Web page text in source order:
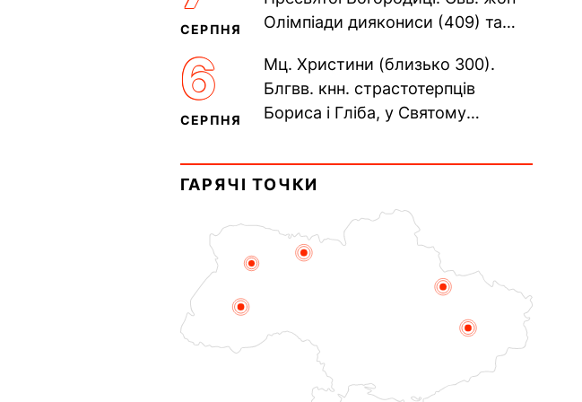
СЕРПНЯ
Олімпіади диякониси (409) та
Пам’ять V Вселенського...
6
СЕРПНЯ
Мц. Христини (близько 300).
Блгвв. кнн. страстотерпців
Бориса і Гліба, у Святому
Прп. Полікарпа, архімандрита...
ГАРЯЧІ ТОЧКИ